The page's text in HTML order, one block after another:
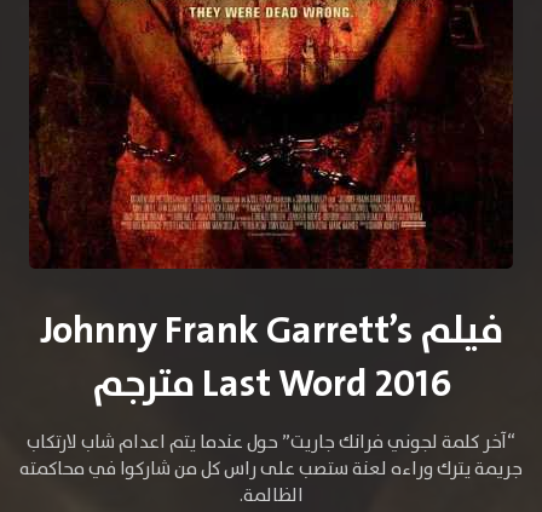
فيلم Johnny Frank Garrett’s
Last Word 2016 مترجم
“آخر كلمة لجوني فرانك جاريت” حول عندما يتم اعدام شاب لارتكاب
جريمة يترك وراءه لعنة ستصب على راس كل من شاركوا في محاكمته
الظالمة.